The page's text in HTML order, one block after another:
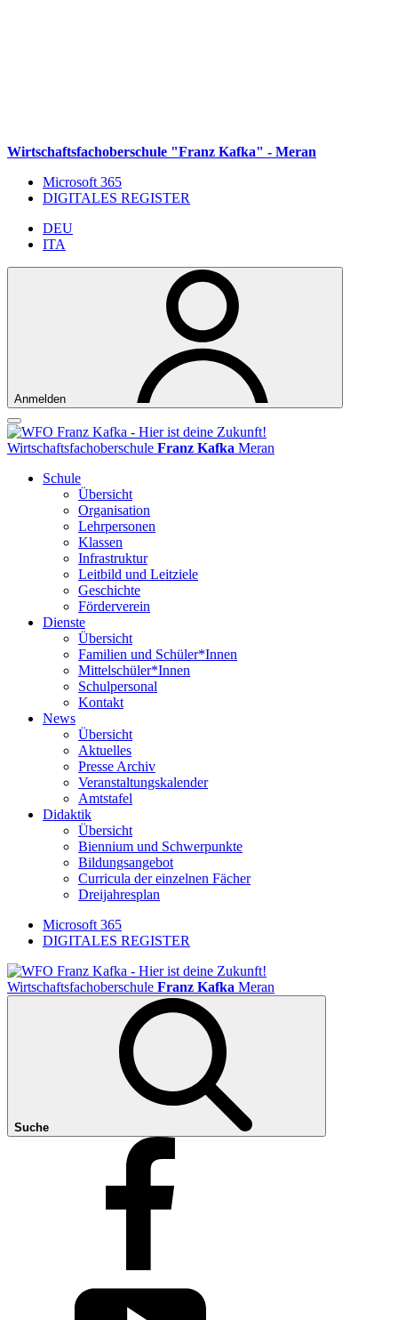
Weiter zum Inhalt
Zum Navigationsmenü gehen
Zur Fußzeile springen
Wirtschaftsfachoberschule "Franz Kafka" - Meran
Microsoft 365
DIGITALES REGISTER
DEU
ITA
Anmelden
Wirtschaftsfachoberschule Franz Kafka Meran
Schule
Übersicht
Organisation
Lehrpersonen
Klassen
Infrastruktur
Leitbild und Leitziele
Geschichte
Förderverein
Dienste
Übersicht
Familien und Schüler*Innen
Mittelschüler*Innen
Schulpersonal
Kontakt
News
Übersicht
Aktuelles
Presse Archiv
Veranstaltungskalender
Amtstafel
Didaktik
Übersicht
Biennium und Schwerpunkte
Bildungsangebot
Curricula der einzelnen Fächer
Dreijahresplan
Microsoft 365
DIGITALES REGISTER
Wirtschaftsfachoberschule Franz Kafka Meran
Suche